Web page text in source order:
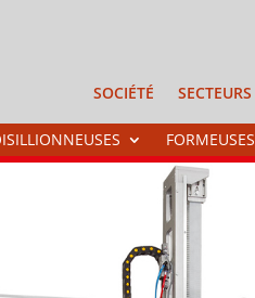
SOCIÉTÉ SECTEURS
FORMEUSES